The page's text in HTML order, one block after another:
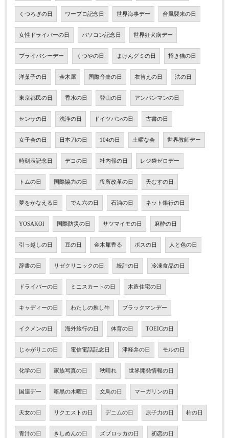
くつろぎの日 ワープロ記念日 世界海事デー 台風襲来の日
女性ドライバーの日 パソコン記念日 世界狂犬病デー
プライバシーデー くつやの日 まけんグミの日 招き猫の日
洋菓子の日 金木犀 国際音楽の日 衣替えの日 法の日
東京都民の日 香水の日 登山の日 アンパンマンの日
センサの日 洗浄の日 ドイツパンの日 古書の日
女子会の日 日本刀の日 104の日 土曜な会 世界教師デー
時刻表記念日 デコの日 社内報の日 レジ袋ゼロデー
トムの日 国際協力の日 役所改革の日 天むすの日
夢をかなえる日 でん六の日 石油の日 ネット銀行の日
YOSAKOI 国際防災の日 サツマイモの日 麻酔の日
引っ越しの日 豆の日 金木犀香る ボスの日 人と色の日
辞書の日 リゼクリニックの日 統計の日 冷凍食品の日
ドライバーの日 ミニスカートの日 木造住宅の日
キャディーの日 わたしの推し牛 ブラックマンデー
イクメンの日 海外旅行の日 体育の日 TOEICの日
じゃがりこの日 電信電話記念日 津軽弁の日 モルの日
化学の日 家族写真の日 秋晴れ 世界開発情報の日
国連デー 暗黒の木曜日 文鳥の日 マーガリンの日
天女の日 リクエストの日 デニムの日 原子力の日 柿の日
青汁の日 きしめんの日 ズブロッカの日 初恋の日